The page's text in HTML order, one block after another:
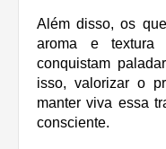
Além disso, os
aroma e
conquistam
isso, valorizar o
manter viva essa
consciente.